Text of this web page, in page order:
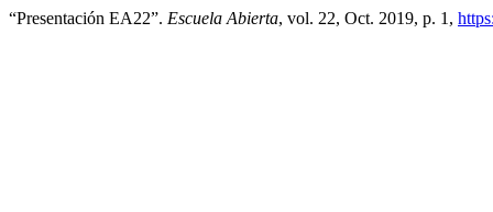
“Presentación EA22”. Escuela Abierta, vol. 22, Oct. 2019, p. 1,